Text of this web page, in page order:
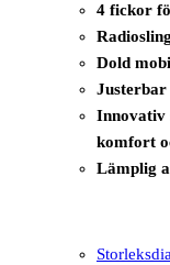
4 fickor
Dold
Innovativ
komfort
Lämplig